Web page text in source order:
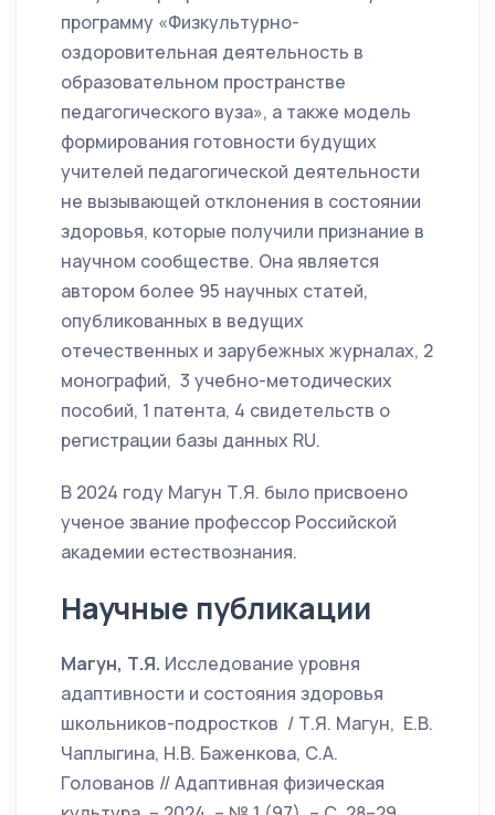
программу «Физкультурно-
оздоровительная деятельность в
образовательном пространстве
педагогического вуза», а также модель
формирования готовности будущих
учителей педагогической деятельности
не вызывающей отклонения в состоянии
здоровья, которые получили признание в
научном сообществе. Она является
автором более 95 научных статей,
опубликованных в ведущих
отечественных и зарубежных журналах, 2
монографий, 3 учебно-методических
пособий, 1 патента, 4 свидетельств о
регистрации базы данных RU.
В 2024 году Магун Т.Я. было присвоено
ученое звание профессор Российской
академии естествознания.
Научные публикации
Магун, Т.Я. Исследование уровня
адаптивности и состояния здоровья
школьников-подростков / Т.Я. Магун, Е.В.
Чаплыгина, Н.В. Баженкова, С.А.
Голованов // Адаптивная физическая